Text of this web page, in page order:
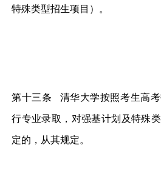
特殊类型招生项目）。
第十三条 清华大学按照考生高
行专业录取，对强基计划及特殊
定的，从其规定。